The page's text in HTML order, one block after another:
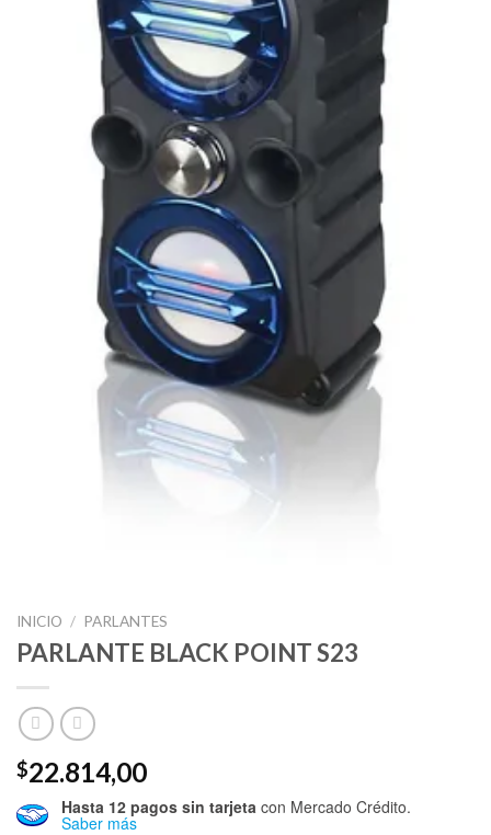
INICIO / PARLANTES
PARLANTE BLACK POINT S23
$22.814,00
Hasta 12 pagos sin tarjeta con Mercado Crédito.
Saber más